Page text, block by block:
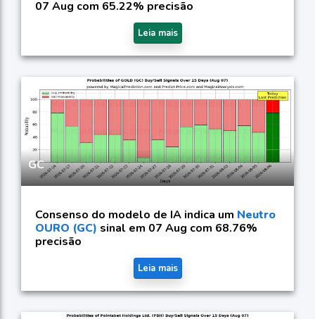
07 Aug com 65.22% precisão
Leia mais
GC
Consenso do modelo de IA indica um Neutro
OURO (GC) sinal em 07 Aug com 68.76%
precisão
Leia mais